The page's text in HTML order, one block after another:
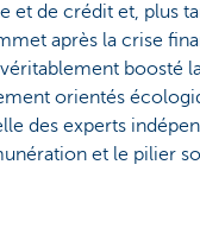
et de crédit et, plus
après la crise
boosté
orientés
des experts
et le pilier